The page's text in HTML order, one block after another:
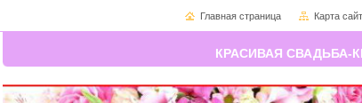
КРАСИВАЯ СВАДЬБА-
Главная страница Карта